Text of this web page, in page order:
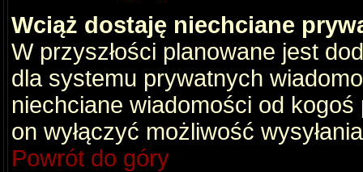
Wciąż dostaję niechciane
W przyszłości planowane jest
dla systemu prywatnych
niechciane wiadomości od
on wyłączyć możliwość
Powrót do góry